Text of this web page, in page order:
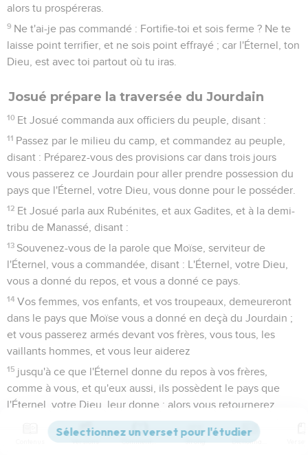
alors tu prospéreras.
9 Ne t'ai-je pas commandé : Fortifie-toi et sois ferme ? Ne te
laisse point terrifier, et ne sois point effrayé ; car l'Éternel, ton
Dieu, est avec toi partout où tu iras.
Josué prépare la traversée du Jourdain
10 Et Josué commanda aux officiers du peuple, disant :
11 Passez par le milieu du camp, et commandez au peuple,
disant : Préparez-vous des provisions car dans trois jours
vous passerez ce Jourdain pour aller prendre possession du
pays que l'Éternel, votre Dieu, vous donne pour le posséder.
12 Et Josué parla aux Rubénites, et aux Gadites, et à la demi-
tribu de Manassé, disant :
13 Souvenez-vous de la parole que Moïse, serviteur de
l'Éternel, vous a commandée, disant : L'Éternel, votre Dieu,
vous a donné du repos, et vous a donné ce pays.
14 Vos femmes, vos enfants, et vos troupeaux, demeureront
dans le pays que Moïse vous a donné en deçà du Jourdain ;
et vous passerez armés devant vos frères, vous tous, les
vaillants hommes, et vous leur aiderez
15 jusqu'à ce que l'Éternel donne du repos à vos frères,
comme à vous, et qu'eux aussi, ils possèdent le pays que
l'Éternel, votre Dieu, leur donne ; alors vous retournerez
dans le pays de votre possession, et vous le possèderez,
celui que Moïse, serviteur de l'Éternel, vous a donné en deçà
Versions Commentaires Strong